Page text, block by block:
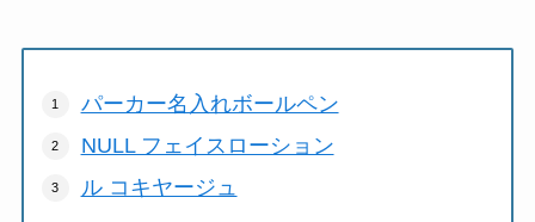
パーカー名入れボールペン
NULL フェイスローション
ル コキヤージュ